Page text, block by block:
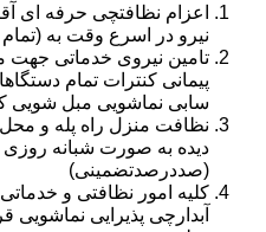
اعزام نظافتچی حرفه ای
نیرو در اسرع وقت به (تمام
تامین نیروی خدماتی جهت
پیمانی کنترات تمام
سابی نماشویی مبل شویی
نظافت منزل راه پله و
دیده به صورت شبانه روزی
(صددرصدتضمینی)
کلیه امور نظافتی و
آبدارچی پذیرایی